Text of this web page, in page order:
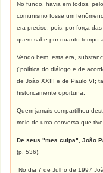
No fundo, havia em todos,
comunismo fosse um
era preciso, pois, por força
quem sabe por quanto tempo
Vendo bem, esta era,
(“política do diálogo e de
de João XXIII e de Paulo VI;
historicamente oportuna.
Quem jamais compartilhou
meio de uma conversa que
De seus "mea culpa", João
(p. 536).
No dia 7 de Julho de 1997